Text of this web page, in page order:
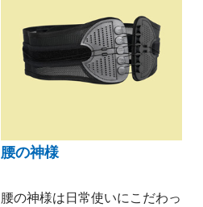
腰の神様
腰の神様は日常使いにこだわっ